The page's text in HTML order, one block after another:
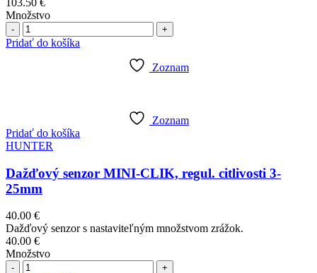
Množstvo
Počet
Pridať do košíka
Zoznam
Zoznam
Pridať do košíka
HUNTER
Dažďový senzor MINI-CLIK, regul. citlivosti 3-
25mm
40.00 €
Dažďový senzor s nastaviteľným množstvom zrážok.
40.00 €
Množstvo
Počet